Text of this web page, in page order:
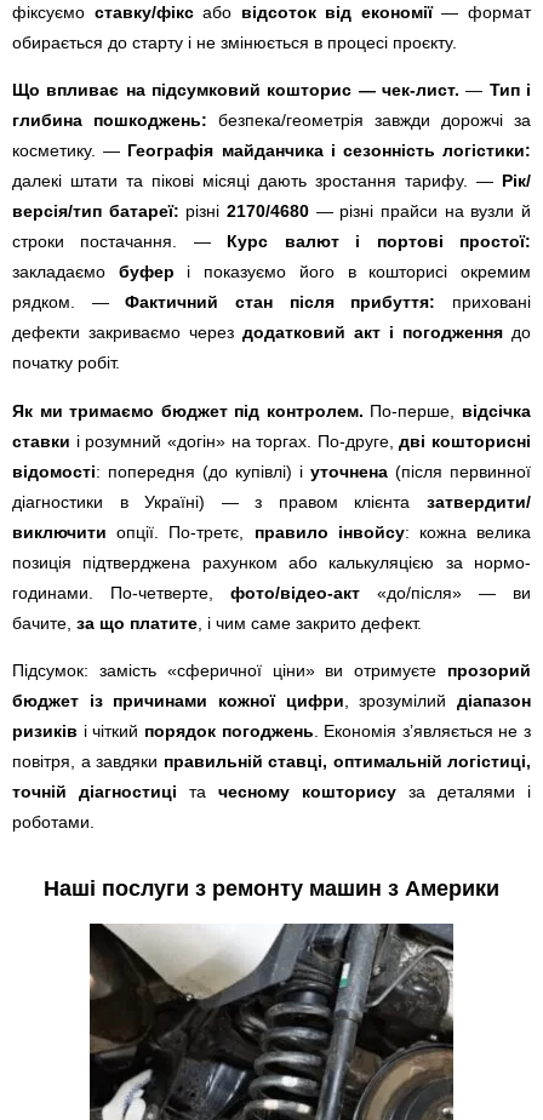
фіксуємо ставку/фіксабо відсоток від економії— формат
обирається до старту і не змінюється в процесі проєкту.
Що впливає на підсумковий кошторис — чек-лист. — Тип і
глибина пошкоджень: безпека/геометрія завжди дорожчі за
косметику. — Географія майданчика і сезонність логістики:
далекі штати та пікові місяці дають зростання тарифу. — Рік/
версія/тип батареї: різні2170/4680 — різні прайси на вузли й
строки постачання. — Курс валют і портові простої:
закладаємо буфер і показуємо його в кошторисі окремим
рядком. —Фактичний стан після прибуття: приховані
дефекти закриваємо через додатковий акт і погодження до
початку робіт.
Як ми тримаємо бюджет під контролем. По-перше, відсічка
ставки і розумний «догін» на торгах. По-друге,дві кошторисні
відомості: попередня (до купівлі) і уточнена (після первинної
діагностики в Україні) — з правом клієнта затвердити/
виключити опції. По-третє, правило інвойсу: кожна велика
позиція підтверджена рахунком або калькуляцією за нормо-
годинами. По-четверте, фото/відео-акт «до/після» — ви
бачите, за що платите , і чим саме закрито дефект.
Підсумок: замість «сферичної ціни» ви отримуєте прозорий
бюджет із причинами кожної цифри , зрозумілийдіапазон
ризиків і чіткий порядок погоджень . Економія з’являється не з
повітря, а завдяки правильній ставці, оптимальній логістиці,
точній діагностиці та чесному кошторису за деталями і
роботами.
Наші послуги з ремонту машин з Америки